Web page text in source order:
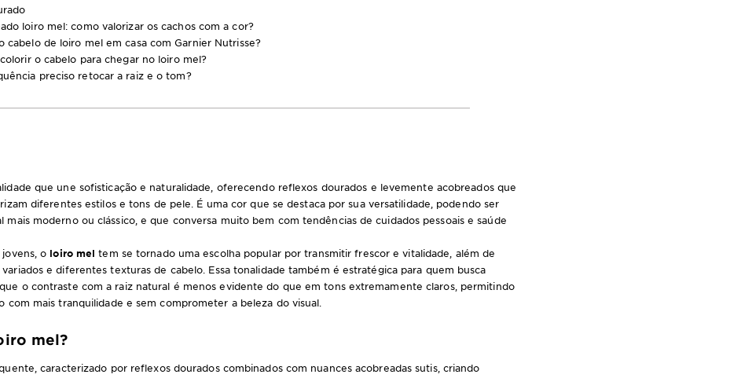
loiro mel: como valorizar os cachos com a cor?
cabelo de loiro mel em casa com Garnier Nutrisse?
o cabelo para chegar no loiro mel?
preciso retocar a raiz e o tom?
que une sofisticação e naturalidade, oferecendo reflexos dourados e levemente acobreados que
diferentes estilos e tons de pele. É uma cor que se destaca por sua versatilidade, podendo ser
mais moderno ou clássico, e que conversa muito bem com tendências de cuidados pessoais e saúde
o loiro mel tem se tornado uma escolha popular por transmitir frescor e vitalidade, além de
e diferentes texturas de cabelo. Essa tonalidade também é estratégica para quem busca
o contraste com a raiz natural é menos evidente do que em tons extremamente claros, permitindo
com mais tranquilidade e sem comprometer a beleza do visual.
mel?
caracterizado por reflexos dourados combinados com nuances acobreadas sutis, criando